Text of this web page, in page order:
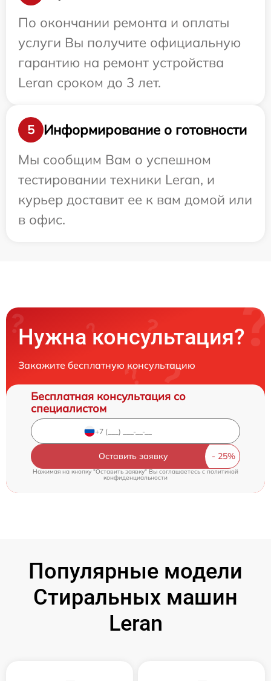
По окончании ремонта и оплаты
услуги Вы получите официальную
гарантию на ремонт устройства
Leran сроком до 3 лет.
5
Информирование о готовности
Мы сообщим Вам о успешном
тестировании техники Leran, и
курьер доставит ее к вам домой или
в офис.
Нужна консультация?
Закажите бесплатную консультацию
Бесплатная консультация со
специалистом
Оставить заявку
Нажимая на кнопку "Оставить заявку" Вы соглашаетесь c политикой
конфиденциальности
Популярные модели
Стиральных машин
Leran